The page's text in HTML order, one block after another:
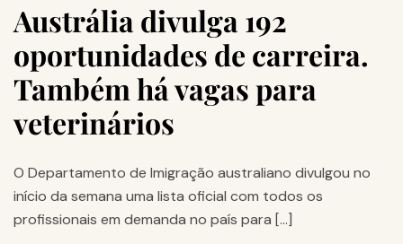
Austrália divulga 192
oportunidades de carreira.
Também há vagas para
veterinários
O Departamento de Imigração australiano divulgou no
início da semana uma lista oficial com todos os
profissionais em demanda no país para […]